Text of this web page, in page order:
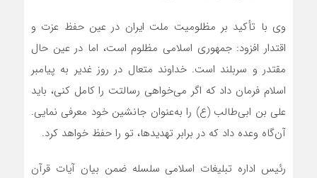
وی با تأکید بر مظلومیت ملت ایران در عین حفظ عزت و
اقتدار افزود: جمهوری اسلامی مظلوم است، اما در عین حال
مقتدر و سربلند است. خداوند متعال در روز غدیر به پیامبر
اسلام فرمان داد که اگر می‌خواهی رسالتت را کامل کنی، باید
علی بن ابی‌طالب (ع) را به‌عنوان جانشین خود معرفی نمایی.
آن‌گاه وعده داد که در برابر تهدیدها، تو را حفظ خواهد کرد.
رئیس اداره تبلیغات اسلامی سلسله ضمن بیان آیات قرآن